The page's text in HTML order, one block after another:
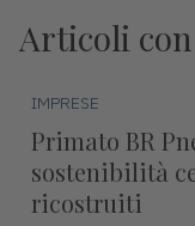
Articoli
IMPRESE
Primato BR
sostenibilità
ricostruiti